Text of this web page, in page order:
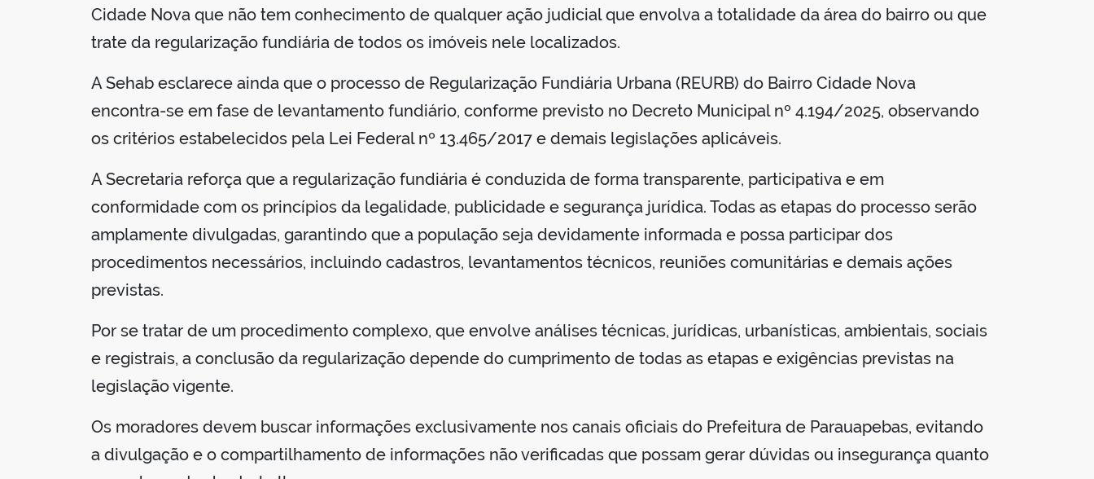
Cidade Nova que não tem conhecimento de qualquer ação judicial que envolva a totalidade da área do bairro ou que
trate da regularização fundiária de todos os imóveis nele localizados.
A Sehab esclarece ainda que o processo de Regularização Fundiária Urbana (REURB) do Bairro Cidade Nova
encontra-se em fase de levantamento fundiário, conforme previsto no Decreto Municipal nº 4.194/2025, observando
os critérios estabelecidos pela Lei Federal nº 13.465/2017 e demais legislações aplicáveis.
A Secretaria reforça que a regularização fundiária é conduzida de forma transparente, participativa e em
conformidade com os princípios da legalidade, publicidade e segurança jurídica. Todas as etapas do processo serão
amplamente divulgadas, garantindo que a população seja devidamente informada e possa participar dos
procedimentos necessários, incluindo cadastros, levantamentos técnicos, reuniões comunitárias e demais ações
previstas.
Por se tratar de um procedimento complexo, que envolve análises técnicas, jurídicas, urbanísticas, ambientais, sociais
e registrais, a conclusão da regularização depende do cumprimento de todas as etapas e exigências previstas na
legislação vigente.
Os moradores devem buscar informações exclusivamente nos canais oficiais do Prefeitura de Parauapebas, evitando
a divulgação e o compartilhamento de informações não verificadas que possam gerar dúvidas ou insegurança quanto